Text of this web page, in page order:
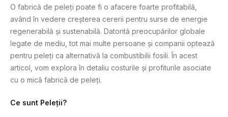
O fabrică de peleți poate fi o afacere foarte profitabilă,
având în vedere creșterea cererii pentru surse de energie
regenerabilă și sustenabilă. Datorită preocupărilor globale
legate de mediu, tot mai multe persoane și companii optează
pentru peleți ca alternativă la combustibilii fosili. În acest
articol, vom explora în detaliu costurile și profiturile asociate
cu o mică fabrică de peleți.
Ce sunt Peleții?